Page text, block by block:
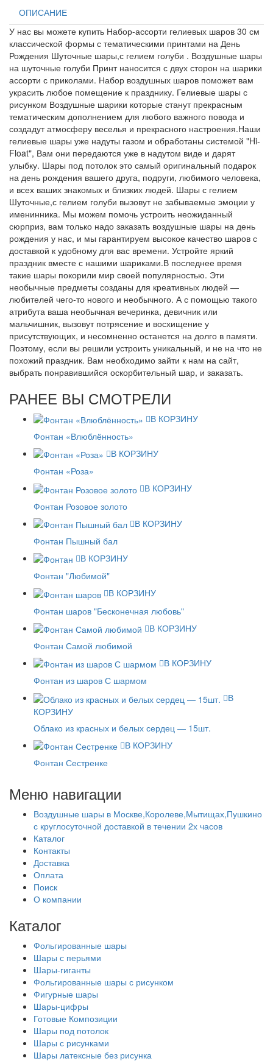
ОПИСАНИЕ
У нас вы можете купить Набор-ассорти гелиевых шаров 30 см
классической формы с тематическими принтами на День
Рождения Шуточные шары,с гелием голуби . Воздушные шары
на шуточные голуби Принт наносится с двух сторон на шарики
ассорти с приколами. Набор воздушных шаров поможет вам
украсить любое помещение к празднику. Гелиевые шары с
рисунком Воздушные шарики которые станут прекрасным
тематическим дополнением для любого важного повода и
создадут атмосферу веселья и прекрасного настроения.Наши
гелиевые шары уже надуты газом и обработаны системой "Hi-
Float", Вам они передаются уже в надутом виде и дарят
улыбку. Шары под потолок это самый оригинальный подарок
на день рождения вашего друга, подруги, любимого человека,
и всех ваших знакомых и близких людей. Шары с гелием
Шуточные,с гелием голуби вызовут не забываемые эмоции у
именинника. Мы можем помочь устроить неожиданный
сюрприз, вам только надо заказать воздушные шары на день
рождения у нас, и мы гарантируем высокое качество шаров с
доставкой к удобному для вас времени. Устройте яркий
праздник вместе с нашими шариками.В последнее время
такие шары покорили мир своей популярностью. Эти
необычные предметы созданы для креативных людей —
любителей чего-то нового и необычного. А с помощью такого
атрибута ваша необычная вечеринка, девичник или
мальчишник, вызовут потрясение и восхищение у
присутствующих, и несомненно останется на долго в памяти.
Поэтому, если вы решили устроить уникальный, и не на что не
похожий праздник. Вам необходимо зайти к нам на сайт,
выбрать понравившийся оскорбительный шар, и заказать.
РАНЕЕ ВЫ СМОТРЕЛИ
В КОРЗИНУ
Фонтан «Влюблённость»
В КОРЗИНУ
Фонтан «Роза»
В КОРЗИНУ
Фонтан Розовое золото
В КОРЗИНУ
Фонтан Пышный бал
В КОРЗИНУ
Фонтан "Любимой"
В КОРЗИНУ
Фонтан шаров "Бесконечная любовь"
В КОРЗИНУ
Фонтан Самой любимой
В КОРЗИНУ
Фонтан из шаров С шармом
В
КОРЗИНУ
Облако из красных и белых сердец — 15шт.
В КОРЗИНУ
Фонтан Сестренке
Меню навигации
Воздушные шары в Москве,Королеве,Мытищах,Пушкино
с круглосуточной доставкой в течении 2х часов
Каталог
Контакты
Доставка
Оплата
Поиск
О компании
Каталог
Фольгированные шары
Шары с перьями
Шары-гиганты
Фольгированные шары с рисунком
Фигурные шары
Шары-цифры
Готовые Композиции
Шары под потолок
Шары с рисунками
Шары латексные без рисунка